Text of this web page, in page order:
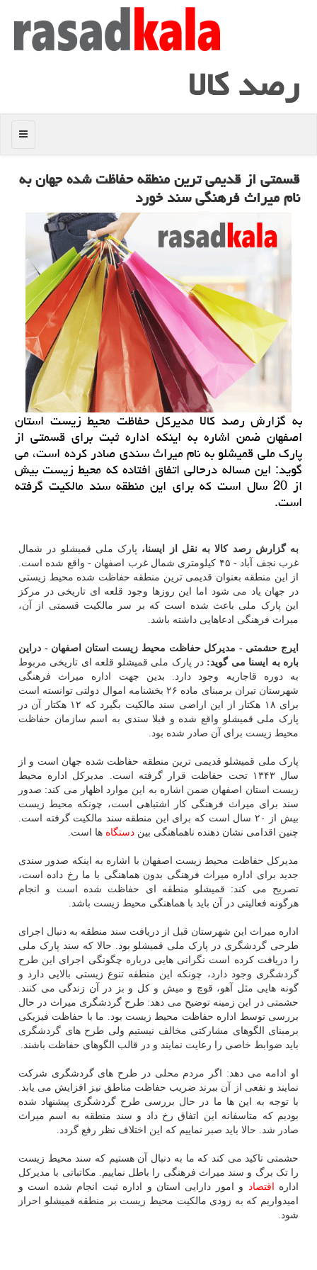
رصد كالا
منو
قسمتی از قدیمی ترین منطقه حفاظت شده جهان به
نام میراث فرهنگی سند خورد
به گزارش رصد كالا مدیركل حفاظت محیط زیست استان
اصفهان ضمن اشاره به اینكه اداره ثبت برای قسمتی از
پارك ملی قمیشلو به نام میراث سندی صادر كرده است، می
گوید: این مساله درحالی اتفاق افتاده كه محیط زیست بیش
از 20 سال است كه برای این منطقه سند مالكیت گرفته
است.
به گزارش رصد کالا به نقل از ایسنا، پارک ملی قمیشلو در شمال
غرب نجف آباد - ۴۵ کیلومتری شمال غرب اصفهان - واقع شده است.
از این منطقه بعنوان قدیمی ترین منطقه حفاظت شده محیط زیستی
در جهان یاد می شود اما این روزها وجود قلعه ای تاریخی در مرکز
این پارک ملی باعث شده است که بر سر مالکیت قسمتی از آن،
میراث فرهنگی ادعاهایی داشته باشد.
ایرج حشمتی - مدیرکل حفاظت محیط زیست استان اصفهان - دراین
باره به ایسنا می گوید:در پارک ملی قمیشلو قلعه ای تاریخی مربوط
به دوره قاجاریه وجود دارد. بدین جهت اداره میراث فرهنگی
شهرستان تیران برمبنای ماده ۲۶ بخشنامه اموال دولتی توانسته است
برای ۱۸ هکتار از این اراضی سند مالکیت بگیرد که ۱۲ هکتار آن در
پارک ملی قمیشلو واقع شده و قبلا سندی به اسم سازمان حفاظت
محیط زیست برای آن صادر شده بود.
پارک ملی قمیشلو قدیمی ترین منطقه حفاظت شده جهان است و از
سال ۱۳۴۳ تحت حفاظت قرار گرفته است. مدیرکل اداره محیط
زیست استان اصفهان ضمن اشاره به این موارد اظهار می کند: صدور
سند برای میراث فرهنگی کار اشتباهی است، چونکه محیط زیست
بیش از ۲۰ سال است که برای این منطقه سند مالکیت گرفته است.
چنین اقدامی نشان دهنده ناهماهنگی بین دستگاه ها است.
مدیرکل حفاظت محیط زیست اصفهان با اشاره به اینکه صدور سندی
جدید برای اداره میراث فرهنگی بدون هماهنگی با ما رخ داده است،
تصریح می کند: قمیشلو منطقه ای حفاظت شده است و انجام
هرگونه فعالیتی در آن باید با هماهنگی محیط زیست باشد.
اداره میراث این شهرستان قبل از دریافت سند منطقه به دنبال اجرای
طرحی گردشگری در پارک ملی قمیشلو بود. حالا که سند پارک ملی
را دریافت کرده است نگرانی هایی درباره چگونگی اجرای این طرح
گردشگری وجود دارد، چونکه این منطقه تنوع زیستی بالایی دارد و
گونه هایی مثل آهو، قوچ و میش و کل و بز در آن زندگی می کنند.
حشمتی در این زمینه توضیح می دهد: طرح گردشگری میراث در حال
بررسی توسط اداره حفاظت محیط زیست بود. ما با حفاظت فیزیکی
برمبنای الگوهای مشارکتی مخالف نیستیم ولی طرح های گردشگری
باید ضوابط خاصی را رعایت نمایند و در قالب الگوهای حفاظت باشند.
او ادامه می دهد: اگر مردم محلی در طرح های گردشگری شرکت
نمایند و نفعی از آن ببرند ضریب حفاظت مناطق نیز افزایش می یابد.
با توجه به این ها ما در حال بررسی طرح گردشگری پیشنهاد شده
بودیم که متاسفانه این اتفاق رخ داد و سند منطقه به اسم میراث
صادر شد. حالا باید صبر نماییم که این اختلاف نظر رفع گردد.
حشمتی تاکید می کند که ما به دنبال آن هستیم که سند محیط زیست
را تک برگ و سند میراث فرهنگی را باطل نماییم. مکاتباتی با مدیرکل
اداره
اقتصاد و امور دارایی استان و اداره ثبت انجام شده است و
امیدواریم که به زودی مالکیت محیط زیست بر منطقه قمیشلو احراز
شود.